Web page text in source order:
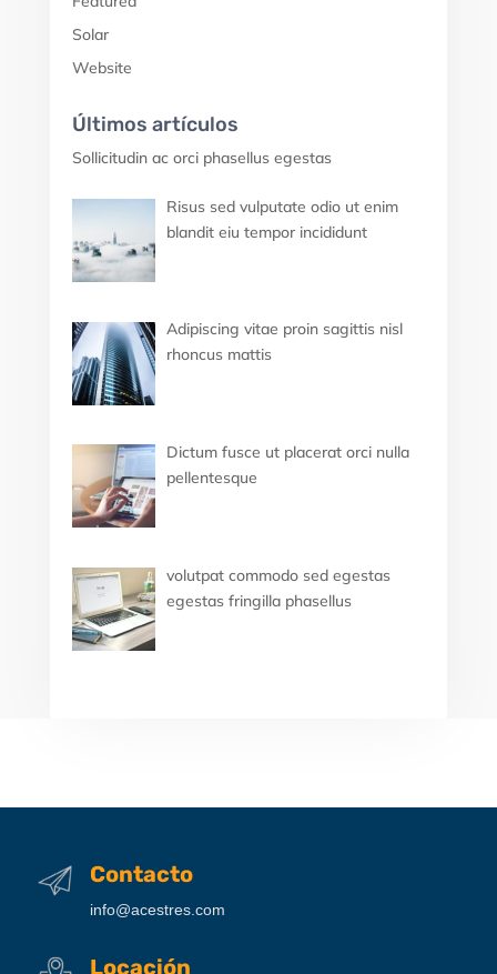
Solar
Website
Últimos artículos
Sollicitudin ac orci phasellus egestas
Risus sed vulputate odio ut enim
blandit eiu tempor incididunt
Adipiscing vitae proin sagittis nisl
rhoncus mattis
Dictum fusce ut placerat orci nulla
pellentesque
volutpat commodo sed egestas
egestas fringilla phasellus
Contacto
info@acestres.com
Locación